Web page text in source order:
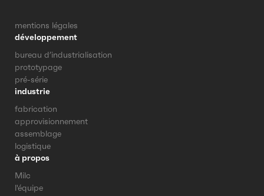
mentions légales
développement
bureau d’industrialisation
prototypage
pré-série
industrie
fabrication
approvisionnement
assemblage
logistique
à propos
Milc
l'équipe